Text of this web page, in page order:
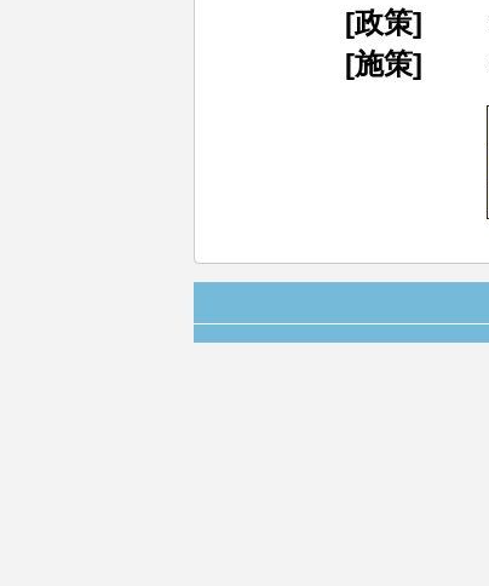
[政策]
[施策]